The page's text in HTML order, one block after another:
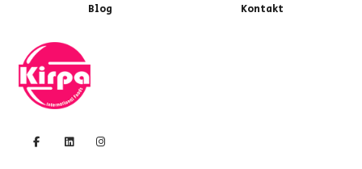
Blog Kontakt